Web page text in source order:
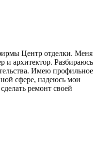
Центр отделки. Меня
и архитектор. Разбираюсь
Имею профильное
сфере, надеюсь мои
ремонт своей